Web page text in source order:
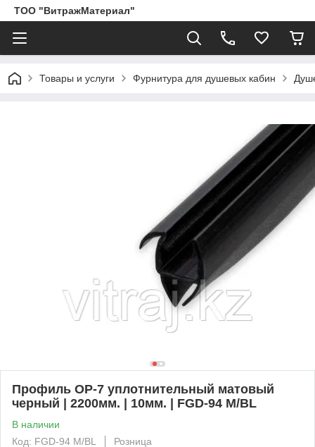
ТОО "ВитражМатериал"
Товары и услуги Фурнитура для душевых кабин
Профиль OP-7 уплотнительный матовый
черный | 2200мм. | 10мм. | FGD-94 M/BL
В наличии
Код: FGD-94 M/BL
Розница